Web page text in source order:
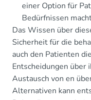
einer Option für
Bedürfnissen
Das Wissen über
Sicherheit für die
auch den Patienten
Entscheidungen über
Austausch von en
Alternativen kann